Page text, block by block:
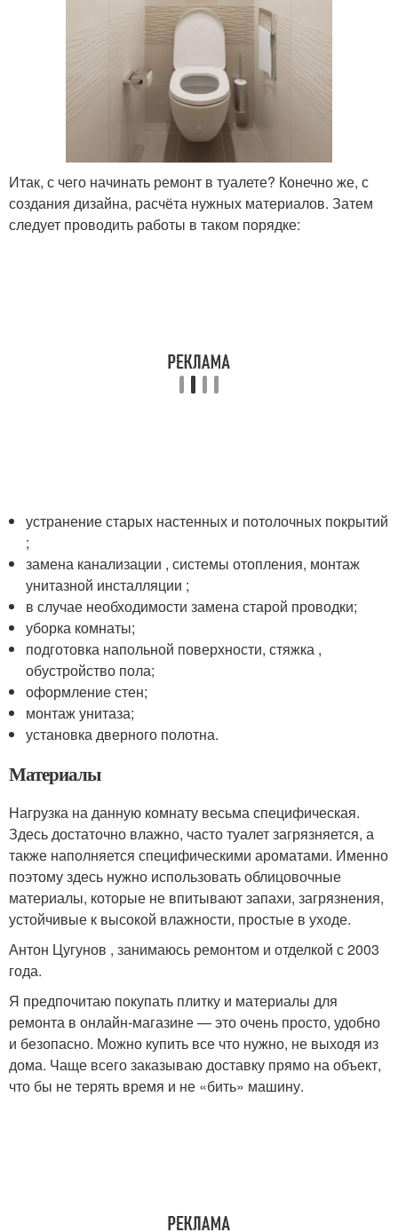
Итак, с чего начинать ремонт в туалете? Конечно же, с
создания дизайна, расчёта нужных материалов. Затем
следует проводить работы в таком порядке:
устранение старых настенных и потолочных покрытий
;
замена канализации , системы отопления, монтаж
унитазной инсталляции ;
в случае необходимости замена старой проводки;
уборка комнаты;
подготовка напольной поверхности, стяжка ,
обустройство пола;
оформление стен;
монтаж унитаза;
установка дверного полотна.
Материалы
Нагрузка на данную комнату весьма специфическая.
Здесь достаточно влажно, часто туалет загрязняется, а
также наполняется специфическими ароматами. Именно
поэтому здесь нужно использовать облицовочные
материалы, которые не впитывают запахи, загрязнения,
устойчивые к высокой влажности, простые в уходе.
Антон Цугунов , занимаюсь ремонтом и отделкой с 2003
года.
Я предпочитаю покупать плитку и материалы для
ремонта в онлайн-магазине — это очень просто, удобно
и безопасно. Можно купить все что нужно, не выходя из
дома. Чаще всего заказываю доставку прямо на объект,
что бы не терять время и не «бить» машину.